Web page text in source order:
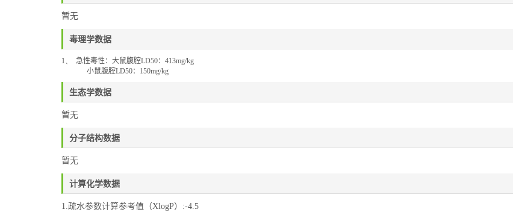
暂无
毒理学数据
1、 急性毒性：大鼠腹腔LD50： 413mg/kg
小鼠腹腔LD50： 150mg/kg
生态学数据
暂无
分子结构数据
暂无
计算化学数据
1.疏水参数计算参考值（XlogP）:-4.5